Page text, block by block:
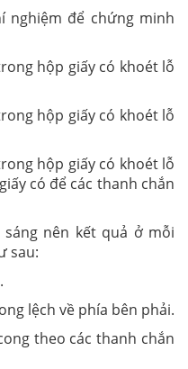
nghiệm để chứng minh
hộp giấy có khoét lỗ
hộp giấy có khoét lỗ
hộp giấy có khoét lỗ
có để các thanh chắn
nên kết quả ở mỗi
sau:
lệch về phía bên phải.
theo các thanh chắn